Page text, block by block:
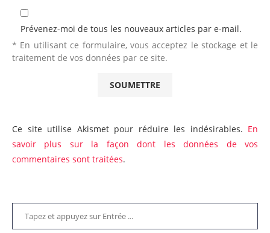
Prévenez-moi de tous les nouveaux articles par e-mail.
* En utilisant ce formulaire, vous acceptez le stockage et le
traitement de vos données par ce site.
Ce site utilise Akismet pour réduire les indésirables. En
savoir plus sur la façon dont les données de vos
commentaires sont traitées.